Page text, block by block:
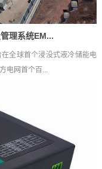
理系统EM...
全球首个浸没式液冷储能电
电网首个百...